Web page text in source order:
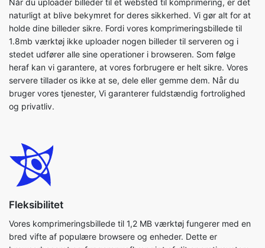
stedet udfører alle sine operationer i browseren. Som følge
heraf kan vi garantere, at vores forbrugere er helt sikre. Vores
servere tillader os ikke at se, dele eller gemme dem. Når du
bruger vores tjenester, Vi garanterer fuldstændig fortrolighed
og privatliv.
Fleksibilitet
Vores komprimeringsbillede til 1,2 MB værktøj fungerer med en
bred vifte af populære browsere og enheder. Dette er
browserbaseret og fungerer uafhængigt af dit operativsystem.
bruger værktøjet Komprimer billede til 1,2 MB, justeres det
automatisk til enhver skærmstørrelse, så du kan bruge det på